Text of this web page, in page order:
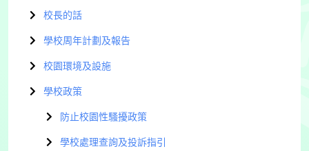
校長的話
學校周年計劃及報告
校園環境及設施
學校政策
防止校園性騷擾政策
學校處理查詢及投訴指引